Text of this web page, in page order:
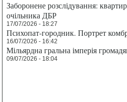
Заборонене розслідування:
очільника ДБР
17/07/2026 - 18:27
Психопат-городник. Портрет
16/07/2026 - 16:42
Мільярдна гральна імперія
09/07/2026 - 18:04